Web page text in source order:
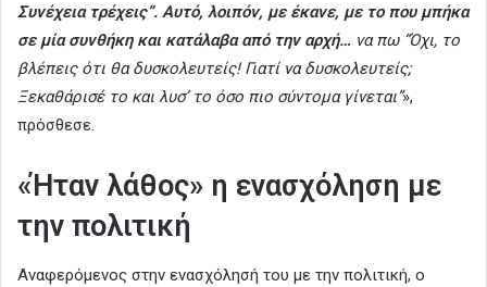
Συνέχεια τρέχεις”. Αυτό, λοιπόν, με έκανε, με το που μπήκα
σε μία συνθήκη και κατάλαβα από την αρχή… να πω “Όχι, το
βλέπεις ότι θα δυσκολευτείς! Γιατί να δυσκολευτείς;
Ξεκαθάρισέ το και λυσ’ το όσο πιο σύντομα γίνεται”»,
πρόσθεσε.
«Ήταν λάθος» η ενασχόληση με
την πολιτική
Αναφερόμενος στην ενασχόλησή του με την πολιτική, ο